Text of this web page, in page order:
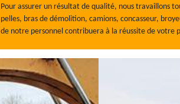
Pour assurer un résultat de qualité, nous travaillons
pelles, bras de démolition, camions, concasseur,
de notre personnel contribuera à la réussite de votre